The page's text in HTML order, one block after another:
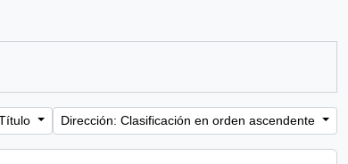
Dirección: Clasificación en orden ascendente